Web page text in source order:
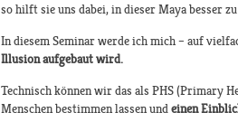
so hilft sie uns dabei, in dieser Maya besser
In diesem Seminar werde ich mich – auf
Illusion aufgebaut wird.
Technisch können wir das als PHS (Primary
Menschen bestimmen lassen undeinen